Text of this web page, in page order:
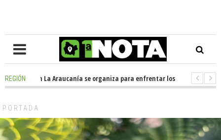
REGIÓNen La Araucanía se organiza para enfrentar los impactos de la
PORTADA